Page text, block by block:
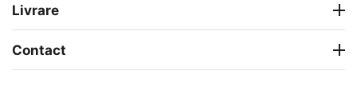
Livrare
Contact